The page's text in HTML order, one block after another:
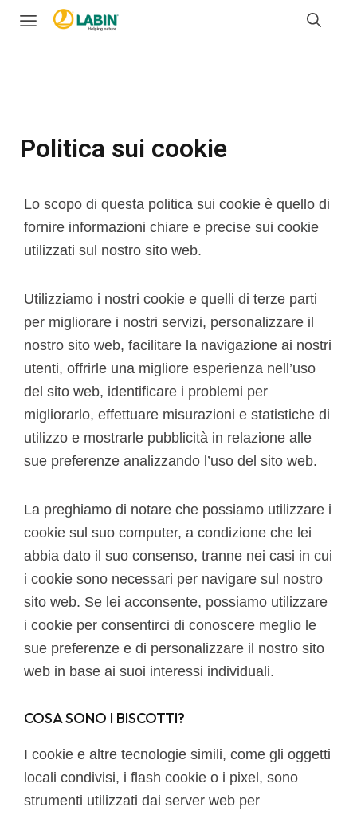
Politica sui cookie
Lo scopo di questa politica sui cookie è quello di
fornire informazioni chiare e precise sui cookie
utilizzati sul nostro sito web.
Utilizziamo i nostri cookie e quelli di terze parti
per migliorare i nostri servizi, personalizzare il
nostro sito web, facilitare la navigazione ai nostri
utenti, offrirle una migliore esperienza nell’uso
del sito web, identificare i problemi per
migliorarlo, effettuare misurazioni e statistiche di
utilizzo e mostrarle pubblicità in relazione alle
sue preferenze analizzando l’uso del sito web.
La preghiamo di notare che possiamo utilizzare i
cookie sul suo computer, a condizione che lei
abbia dato il suo consenso, tranne nei casi in cui
i cookie sono necessari per navigare sul nostro
sito web. Se lei acconsente, possiamo utilizzare
i cookie per consentirci di conoscere meglio le
sue preferenze e di personalizzare il nostro sito
web in base ai suoi interessi individuali.
COSA SONO I BISCOTTI?
I cookie e altre tecnologie simili, come gli oggetti
locali condivisi, i flash cookie o i pixel, sono
strumenti utilizzati dai server web per